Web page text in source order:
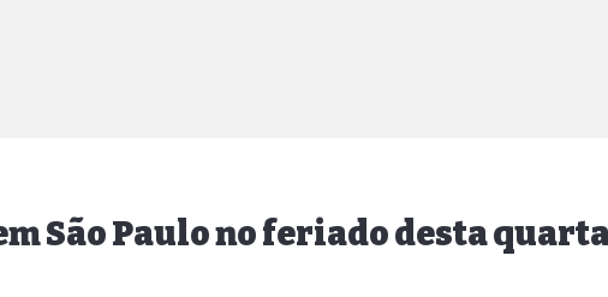
São Paulo no feriado desta